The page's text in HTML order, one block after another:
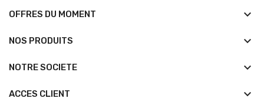
OFFRES DU MOMENT keyboard_arrow_down
NOS PRODUITS keyboard_arrow_down
NOTRE SOCIETE keyboard_arrow_down
ACCES CLIENT keyboard_arrow_down